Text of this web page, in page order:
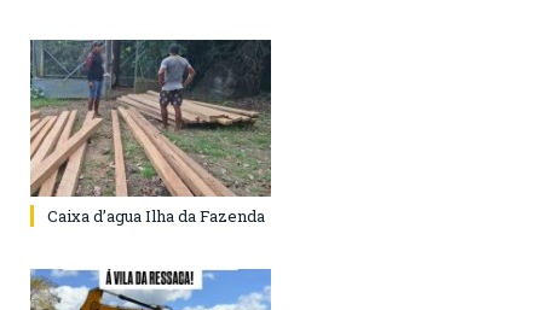
Caixa d’agua Ilha da Fazenda